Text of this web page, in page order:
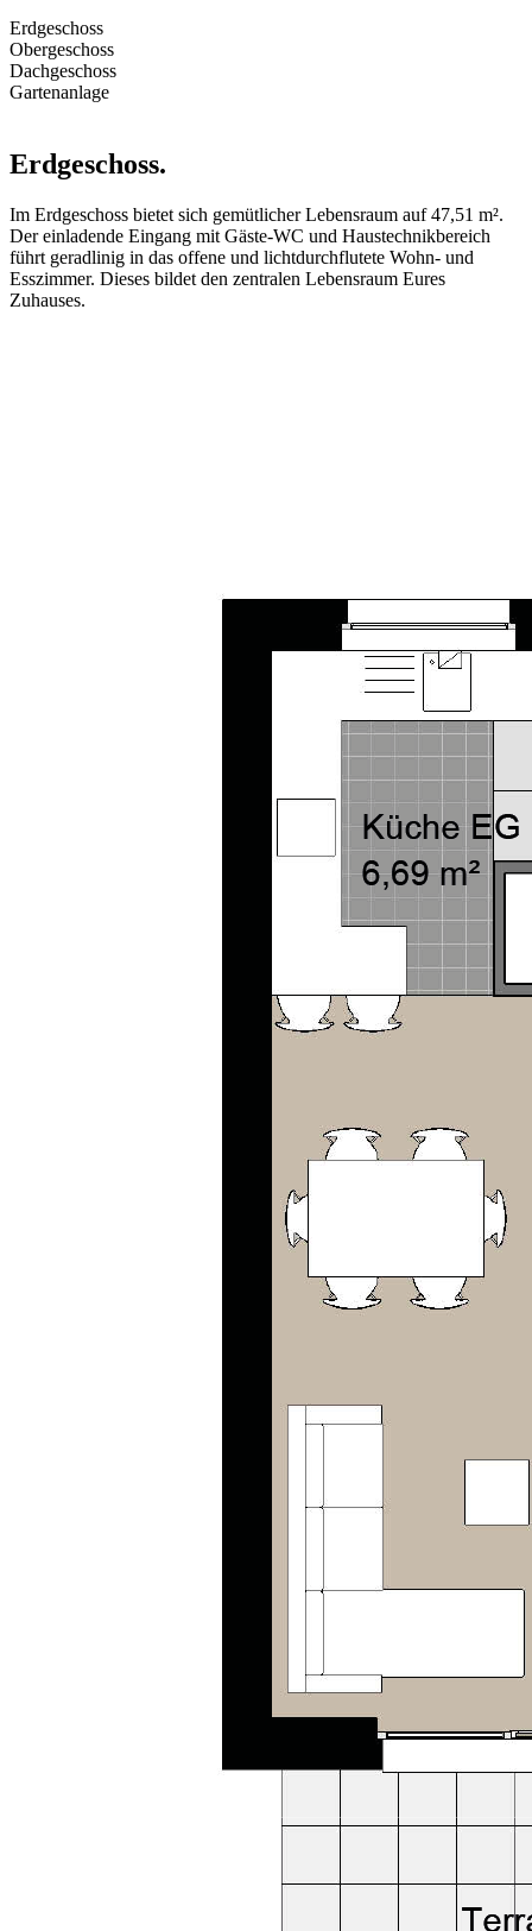
Erdgeschoss
Obergeschoss
Dachgeschoss
Gartenanlage
Erdgeschoss.
Im Erdgeschoss bietet sich gemütlicher Lebensraum auf 47,51 m².
Der einladende Eingang mit Gäste-WC und Haustechnikbereich
führt geradlinig in das offene und lichtdurchflutete Wohn- und
Esszimmer. Dieses bildet den zentralen Lebensraum Eures
Zuhauses.